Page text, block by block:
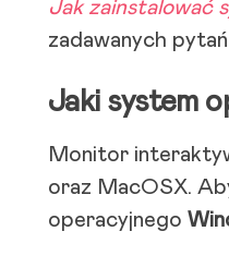
Jak zainstalować
zadawanych
Jaki system
Monitor
oraz MacOSX.
operacyjnego